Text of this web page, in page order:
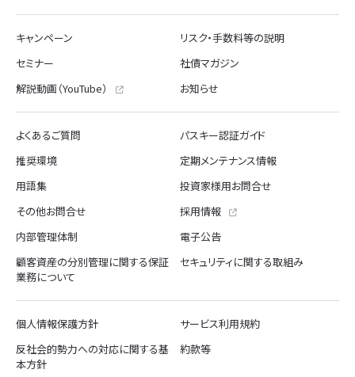
キャンペーン
リスク・手数料等の説明
セミナー
社債マガジン
解説動画（YouTube）
お知らせ
よくあるご質問
パスキー認証ガイド
推奨環境
定期メンテナンス情報
用語集
投資家様用お問合せ
その他お問合せ
採用情報
内部管理体制
電子公告
顧客資産の分別管理に関する保証
業務について
セキュリティに関する取組み
個人情報保護方針
サービス利用規約
反社会的勢力への対応に関する基
本方針
約款等